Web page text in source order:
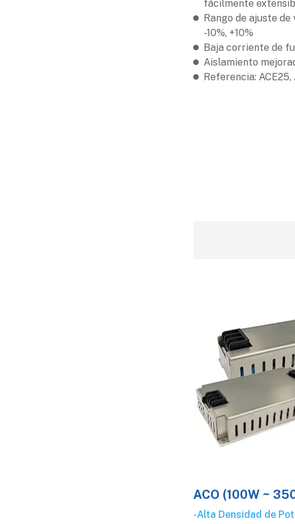
fácilmente
Rango de ajuste de
-10%, +10%
Baja corriente de
Aislamiento
Referencia: ACE25,
ACO (100W ~
-Alta Densidad de